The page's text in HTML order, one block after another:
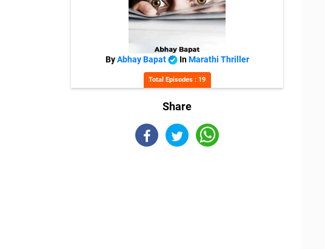
ByAbhay Bapat InMarathi Thriller
Total Episodes : 19
Share